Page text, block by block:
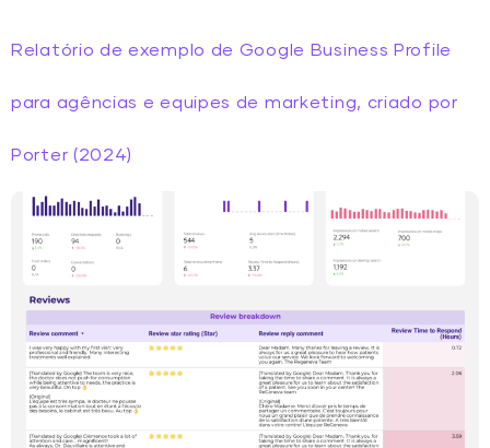
Relatório de exemplo de Google Business Profile
para agências e equipes de marketing, criado por
Porter (2024)